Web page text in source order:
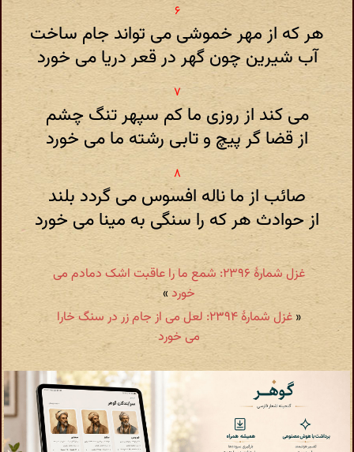
هر که از مهر خموشی می تواند جام ساخت
آب شیرین چون گهر در قعر دریا می خورد
می کند از روزی ما کم سپهر تنگ چشم
از قضا گر پیچ و تابی رشته ما می خورد
صائب از ما ناله افسوس می گردد بلند
از حوادث هر که را سنگی به مینا می خورد
غزل شمارهٔ ۲۳۹۶: شمع ما را عاقبت اشک دمادم می
خورد»
«
غزل شمارهٔ ۲۳۹۴: لعل می از جام زر در سنگ خارا
می خورد